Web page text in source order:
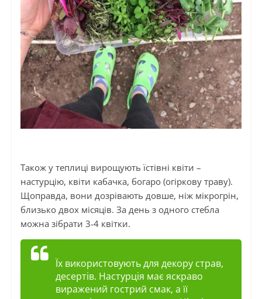
Також у теплиці вирощують їстівні квіти –
настурцію, квіти кабачка, богаро (огіркову траву).
Щоправда, вони дозрівають довше, ніж мікрогрін,
близько двох місяців. За день з одного стебла
можна зібрати 3-4 квітки.
Їх використовують для декору страв,
десертів. Настурція має яскраво
виражений гострий смак, а її